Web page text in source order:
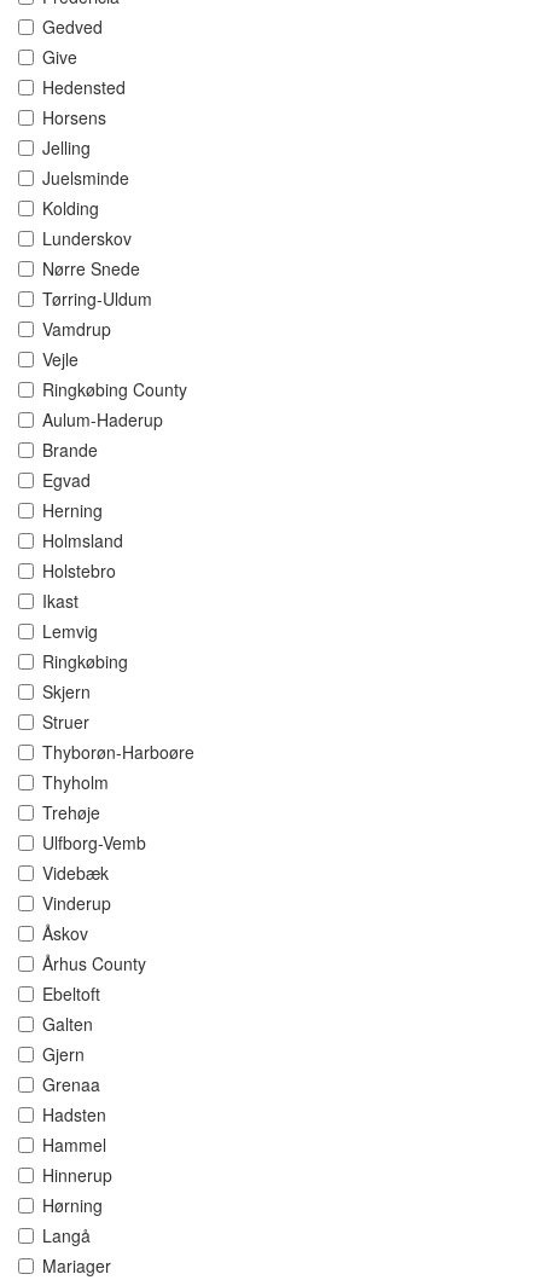
Gedved
Give
Hedensted
Horsens
Jelling
Juelsminde
Kolding
Lunderskov
Nørre Snede
Tørring-Uldum
Vamdrup
Vejle
Ringkøbing County
Aulum-Haderup
Brande
Egvad
Herning
Holmsland
Holstebro
Ikast
Lemvig
Ringkøbing
Skjern
Struer
Thyborøn-Harboøre
Thyholm
Trehøje
Ulfborg-Vemb
Videbæk
Vinderup
Åskov
Århus County
Ebeltoft
Galten
Gjern
Grenaa
Hadsten
Hammel
Hinnerup
Hørning
Langå
Mariager